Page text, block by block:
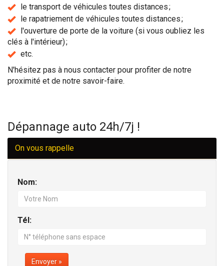
le transport de véhicules toutes distances ;
le rapatriement de véhicules toutes distances ;
l'ouverture de porte de la voiture (si vous oubliez les
clés à l'intérieur) ;
etc.
N'hésitez pas à nous contacter pour profiter de notre
proximité et de notre savoir-faire.
Dépannage auto 24h/7j !
On vous rappelle
Nom:
Tél:
Envoyer »